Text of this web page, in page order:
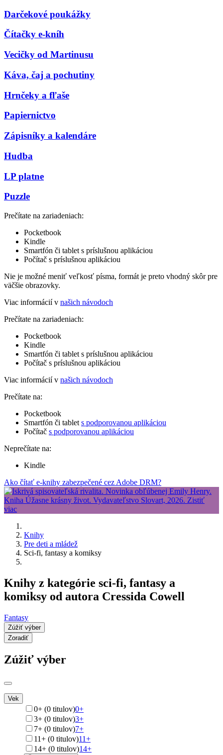
Darčekové poukážky
Čítačky e-kníh
Vecičky od Martinusu
Káva, čaj a pochutiny
Hrnčeky a fľaše
Papiernictvo
Zápisníky a kalendáre
Hudba
LP platne
Puzzle
Prečítate na zariadeniach:
Pocketbook
Kindle
Smartfón či tablet s príslušnou aplikáciou
Počítač s príslušnou aplikáciou
Nie je možné meniť veľkosť písma, formát je preto vhodný skôr pre
väčšie obrazovky.
Viac informácií v našich návodoch
Prečítate na zariadeniach:
Pocketbook
Kindle
Smartfón či tablet s príslušnou aplikáciou
Počítač s príslušnou aplikáciou
Viac informácií v našich návodoch
Prečítate na:
Pocketbook
Smartfón či tablet s podporovanou aplikáciou
Počítač s podporovanou aplikáciou
Neprečítate na:
Kindle
Ako čítať e-knihy zabezpečené cez Adobe DRM?
Knihy
Pre deti a mládež
Sci-fi, fantasy a komiksy
Knihy z kategórie sci-fi, fantasy a
komiksy od autora Cressida Cowell
Fantasy
Zúžiť výber
Zoradiť
Zúžiť výber
Vek
0+ (0 titulov)0+
3+ (0 titulov)3+
7+ (0 titulov)7+
11+ (0 titulov)11+
14+ (0 titulov)14+